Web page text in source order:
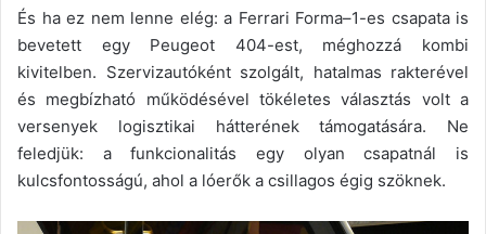
És ha ez nem lenne elég: a Ferrari Forma–1-es csapata is
bevetett egy Peugeot 404-est, méghozzá kombi
kivitelben. Szervizautóként szolgált, hatalmas rakterével
és megbízható működésével tökéletes választás volt a
versenyek logisztikai hátterének támogatására. Ne
feledjük: a funkcionalitás egy olyan csapatnál is
kulcsfontosságú, ahol a lóerők a csillagos égig szöknek.